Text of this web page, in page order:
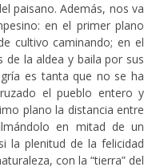
paisano. Además, nos va
en el primer plano
cultivo caminando; en el
de la aldea y baila por sus
es tanta que no se ha
el pueblo entero y
plano la distancia entre
en mitad de un
la plenitud de la felicidad
con la “tierra” del